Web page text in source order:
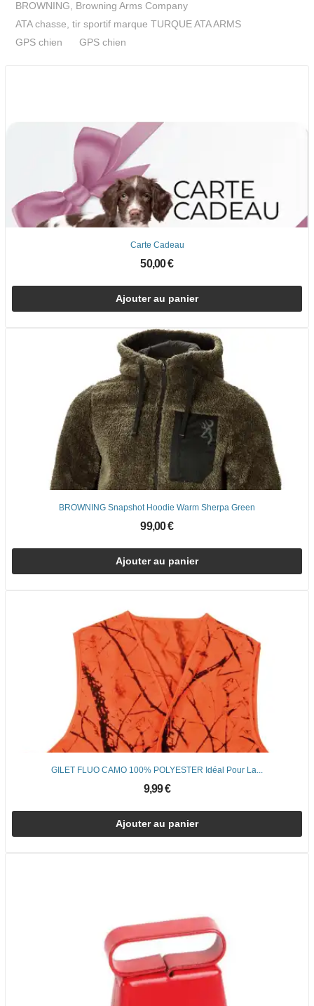
BROWNING, Browning Arms Company
ATA chasse, tir sportif marque TURQUE ATA ARMS
GPS chien
GPS chien
Carte Cadeau
50,00 €
Ajouter au panier
BROWNING Snapshot Hoodie Warm Sherpa Green
99,00 €
Ajouter au panier
GILET FLUO CAMO 100% POLYESTER Idéal Pour La...
9,99 €
Ajouter au panier